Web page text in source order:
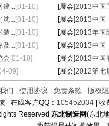
建...[01-10] [展会]2013中国
沈...[01-10] [展会]2013中国
装...[01-10] [展会]2013年国
及...[01-10] [展会]2013中国
会[01-10] [展会]2013中国
09] [展会]2012第七
们 - 使用协议 - 免责条款 - 版权
| 在线客户QQ： 105452034 |
Reserved东北制造网(东北